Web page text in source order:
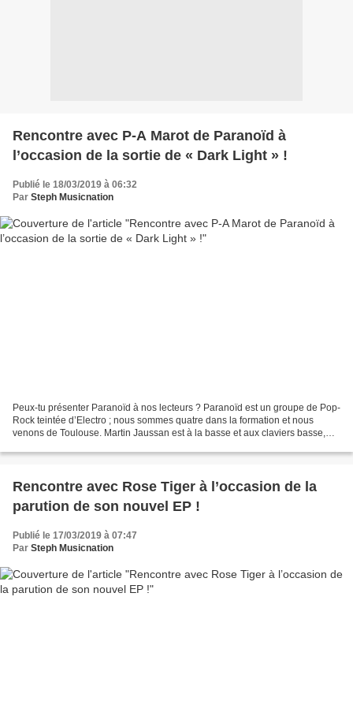
Rencontre avec P-A Marot de Paranoïd à
l’occasion de la sortie de « Dark Light » !
Publié le 18/03/2019 à 06:32
Par Steph Musicnation
Peux-tu présenter Paranoïd à nos lecteurs ? Paranoïd est un groupe de Pop-
Rock teintée d’Electro ; nous sommes quatre dans la formation et nous
venons de Toulouse. Martin Jaussan est à la basse et aux claviers basse,
Rencontre avec Rose Tiger à l’occasion de la
parution de son nouvel EP !
Publié le 17/03/2019 à 07:47
Par Steph Musicnation